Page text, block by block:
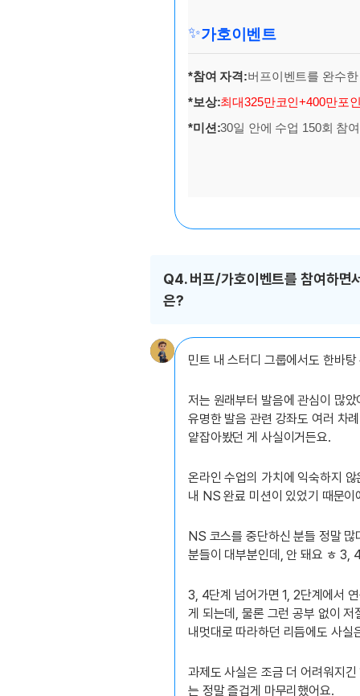
✨가호이벤트
*참여 자격:버프이벤트를 완수
*보상:최대325만코인+400만포
*미션:30일 안에 수업 150회 참
Q4. 버프/가호이벤트를 참여하면
은?
민트 내 스터디 그룹에서도 한바
저는 원래부터 발음에 관심이 많
유명한 발음 관련 강좌도 여러 차
얕잡아봤던 게 사실이거든요.
온라인 수업의 가치에 익숙하지
내 NS 완료 미션이 있었기 때문이
NS 코스를 중단하신 분들 정말
분들이 대부분인데, 안 돼요 ㅎ 3,
3, 4단계 넘어가면 1, 2단계에서
게 되는데, 물론 그런 공부 없이
내멋대로 따라하던 리듬에도 사
과제도 사실은 조금 더 어려워지
는 정말 즐겁게 마무리했어요.